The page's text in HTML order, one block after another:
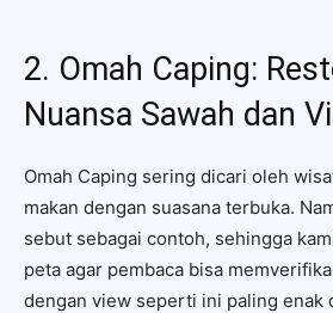
2. Omah Caping:
Nuansa Sawah dan
Omah Caping sering dicari oleh
makan dengan suasana terbuka.
sebut sebagai contoh, sehingga
peta agar pembaca bisa
dengan view seperti ini paling enak